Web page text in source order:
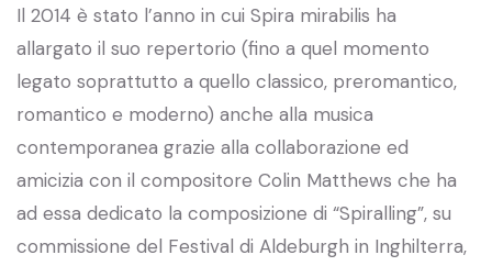
Il 2014 è stato l’anno in cui Spira mirabilis ha
allargato il suo repertorio (fino a quel momento
legato soprattutto a quello classico, preromantico,
romantico e moderno) anche alla musica
contemporanea grazie alla collaborazione ed
amicizia con il compositore Colin Matthews che ha
ad essa dedicato la composizione di “Spiralling”, su
commissione del Festival di Aldeburgh in Inghilterra,